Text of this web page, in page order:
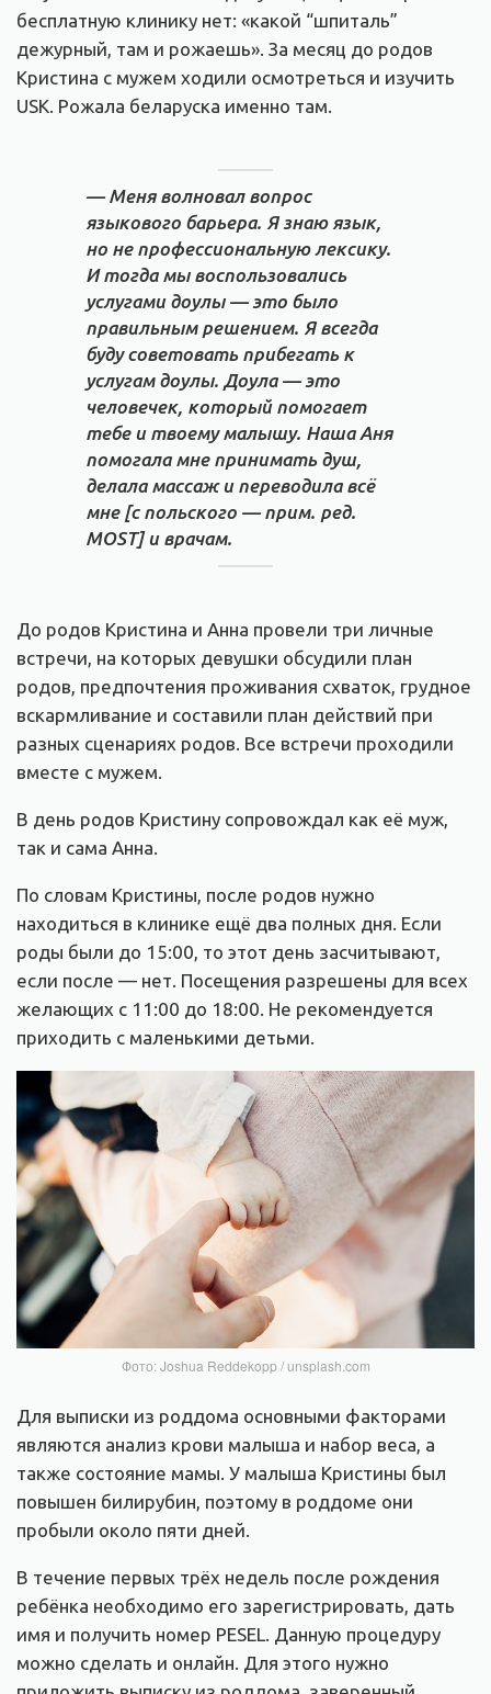
бесплатную клинику нет: «какой “шпиталь”
дежурный, там и рожаешь». За месяц до родов
Кристина с мужем ходили осмотреться и изучить
USK. Рожала беларуска именно там.
— Меня волновал вопрос
языкового барьера. Я знаю язык,
но не профессиональную лексику.
И тогда мы воспользовались
услугами доулы — это было
правильным решением. Я всегда
буду советовать прибегать к
услугам доулы. Доула — это
человечек, который помогает
тебе и твоему малышу. Наша Аня
помогала мне принимать душ,
делала массаж и переводила всё
мне [с польского — прим. ред.
MOST]и врачам.
До родов Кристина и Анна провели три личные
встречи, на которых девушки обсудили план
родов, предпочтения проживания схваток, грудное
вскармливание и составили план действий при
разных сценариях родов. Все встречи проходили
вместе с мужем.
В день родов Кристину сопровождал как её муж,
так и сама Анна.
По словам Кристины, после родов нужно
находиться в клинике ещё два полных дня. Если
роды были до 15:00, то этот день засчитывают,
если после — нет. Посещения разрешены для всех
желающих с 11:00 до 18:00. Не рекомендуется
приходить с маленькими детьми.
Фото: Joshua Reddekopp / unsplash.com
Для выписки из роддома основными факторами
являются анализ крови малыша и набор веса, а
также состояние мамы. У малыша Кристины был
повышен билирубин, поэтому в роддоме они
пробыли около пяти дней.
В течение первых трёх недель после рождения
ребёнка необходимо его зарегистрировать, дать
имя и получить номер PESEL. Данную процедуру
можно сделать и онлайн. Для этого нужно